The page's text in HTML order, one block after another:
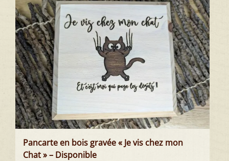
Pancarte en bois gravée « Je vis chez mon
Chat » – Disponible